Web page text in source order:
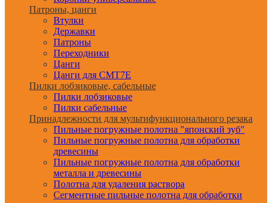
Патроны, цанги
Втулки
Державки
Патроны
Переходники
Цанги
Цанги для CMT7E
Пилки лобзиковые, сабельные
Пилки лобзиковые
Пилки сабельные
Принадлежности для мультифункционального резака
Пильные погружные полотна "японский зуб"
Пильные погружные полотна для обработки
древесины
Пильные погружные полотна для обработки
металла и древесины
Полотна для удаления раствора
Сегментные пильные полотна для обработки